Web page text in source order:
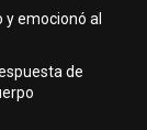
emocionó al
de